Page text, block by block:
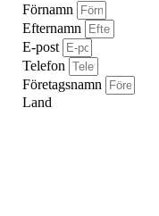
Förnamn
Efternamn
E-post
Telefon
Företagsnamn
Land